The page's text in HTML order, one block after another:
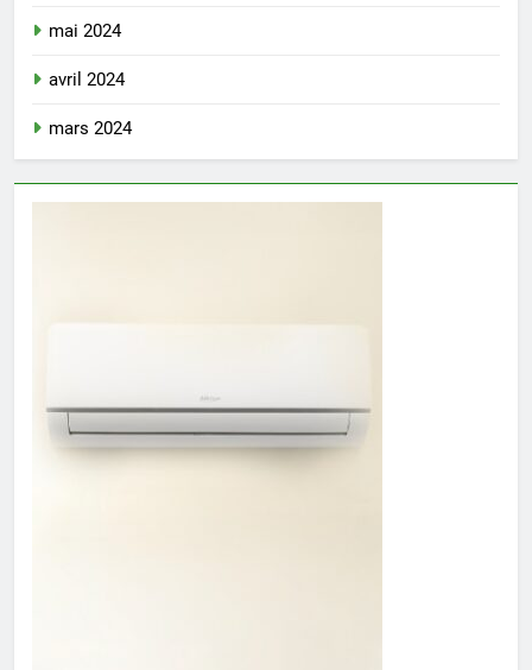
mai 2024
avril 2024
mars 2024